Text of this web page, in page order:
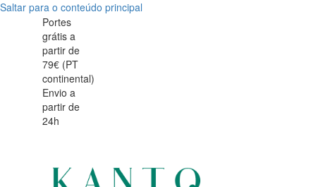
Saltar para o conteúdo principal
Prato
raso
Argila
22cm
Prato
Argila
22cm
Portes
grátis a
partir de
79€ (PT
continental)
Envio a
partir de
24h